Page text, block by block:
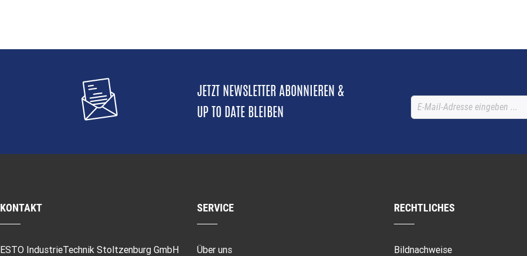
JETZT NEWSLETTER ABONNIEREN &
UP TO DATE BLEIBEN
KONTAKT
ESTO IndustrieTechnik Stoltzenburg GmbH
SERVICE
Über uns
RECHTLICHES
Bildnachweise